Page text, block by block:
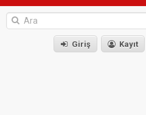
Giriş Kayıt